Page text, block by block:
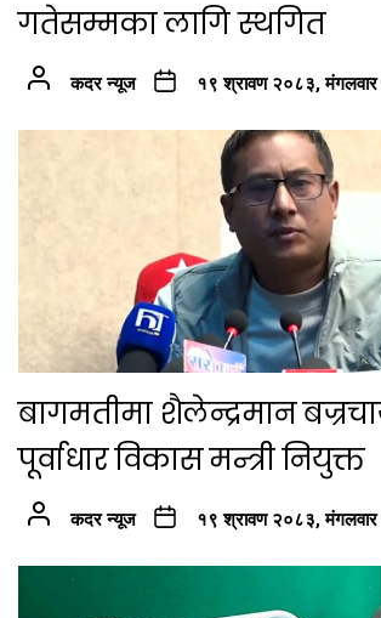
गतेसम्मका लागि स्थगित
कदर न्यूज १९ श्रावण २०८३,
बागमतीमा शैलेन्द्रमान
पूर्वाधार विकास मन्त्री नियुक्त
कदर न्यूज १९ श्रावण २०८३,